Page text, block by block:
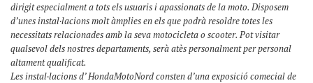
dirigit especialment a tots els usuaris i apassionats de la moto. Disposem
d’unes instal·lacions molt àmplies en els que podrà resoldre totes les
necessitats relacionades amb la seva motocicleta o scooter. Pot visitar
qualsevol dels nostres departaments, serà atès personalment per personal
altament qualificat.
Les instal·lacions d’ HondaMotoNord consten d’una exposició comecial de